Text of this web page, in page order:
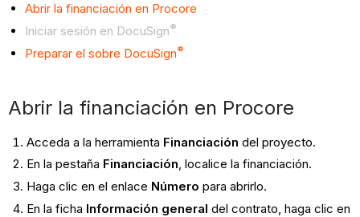
Abrir la financiación en Procore
Iniciar sesión en DocuSign®
Preparar el sobre DocuSign®
Abrir la financiación en Procore
Acceda a la herramienta Financiación del proyecto.
En la pestaña Financiación, localice la financiación.
Haga clic en el enlace Número para abrirlo.
En la ficha Información general del contrato, haga clic en